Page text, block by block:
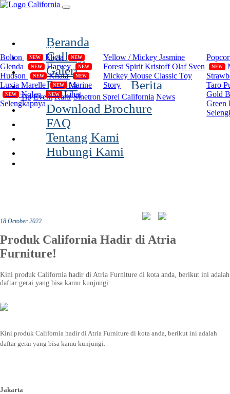
Beranda
Gallery
Galeri
Compilation
Bolton
NEW Elicia NEW
Glenda NEW Harvey NEW
Hudson NEW Khata NEW
Luxia Marelle NEW Marine
NEW Nolan NEW
Lihat
Selengkapnya
Yellow / Mickey Jasmine
Forest Spirit Kristoff Olaf Sven
Mickey Mouse Classic Toy
Story
NEW
Taro
Gold
Green
Berita Berita
Tip Event Karir Sinetron Sprei California News
Download Brochure
FAQ
Tentang Kami
Hubungi Kami
18 October 2022
Produk California Hadir di Atria
Furniture!
Kini produk California hadir di Atria Furniture di kota anda, berikut ini adalah
daftar gerai yang bisa kamu kunjungi:
Kini produk California hadir di Atria Furniture di kota anda, berikut ini adalah
daftar gerai yang bisa kamu kunjungi:
Jakarta